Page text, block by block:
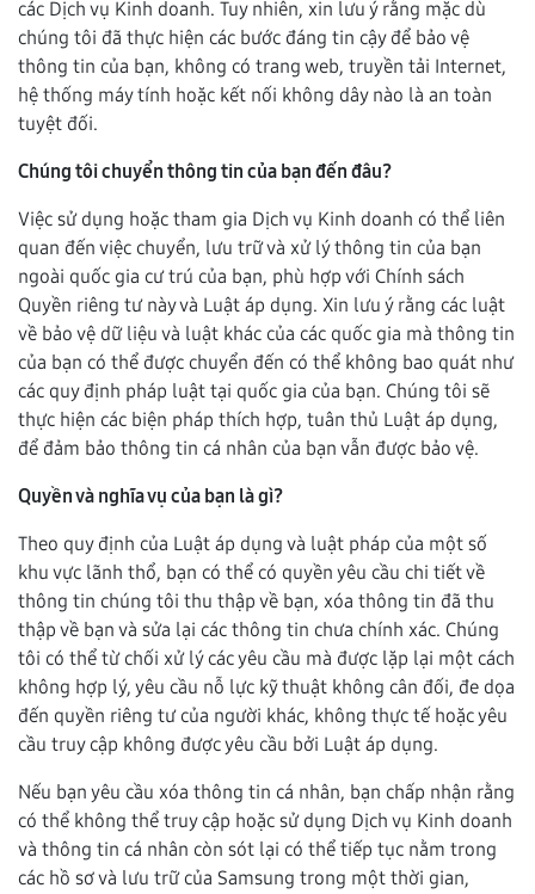
các Dịch vụ Kinh doanh. Tuy nhiên, xin lưu ý rằng mặc dù
chúng tôi đã thực hiện các bước đáng tin cậy để bảo vệ
thông tin của bạn, không có trang web, truyền tải Internet,
hệ thống máy tính hoặc kết nối không dây nào là an toàn
tuyệt đối.
Chúng tôi chuyển thông tin của bạn đến đâu?
Việc sử dụng hoặc tham gia Dịch vụ Kinh doanh có thể liên
quan đến việc chuyển, lưu trữ và xử lý thông tin của bạn
ngoài quốc gia cư trú của bạn, phù hợp với Chính sách
Quyền riêng tư này và Luật áp dụng. Xin lưu ý rằng các luật
về bảo vệ dữ liệu và luật khác của các quốc gia mà thông tin
của bạn có thể được chuyển đến có thể không bao quát như
các quy định pháp luật tại quốc gia của bạn. Chúng tôi sẽ
thực hiện các biện pháp thích hợp, tuân thủ Luật áp dụng,
để đảm bảo thông tin cá nhân của bạn vẫn được bảo vệ.
Quyền và nghĩa vụ của bạn là gì?
Theo quy định của Luật áp dụng và luật pháp của một số
khu vực lãnh thổ, bạn có thể có quyền yêu cầu chi tiết về
thông tin chúng tôi thu thập về bạn, xóa thông tin đã thu
thập về bạn và sửa lại các thông tin chưa chính xác. Chúng
tôi có thể từ chối xử lý các yêu cầu mà được lặp lại một cách
không hợp lý, yêu cầu nỗ lực kỹ thuật không cân đối, đe dọa
đến quyền riêng tư của người khác, không thực tế hoặc yêu
cầu truy cập không được yêu cầu bởi Luật áp dụng.
Nếu bạn yêu cầu xóa thông tin cá nhân, bạn chấp nhận rằng
có thể không thể truy cập hoặc sử dụng Dịch vụ Kinh doanh
và thông tin cá nhân còn sót lại có thể tiếp tục nằm trong
các hồ sơ và lưu trữ của Samsung trong một thời gian,